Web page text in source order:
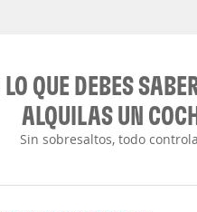
QUE DEBES
ALQUILAS UN
Sin sobresaltos, todo